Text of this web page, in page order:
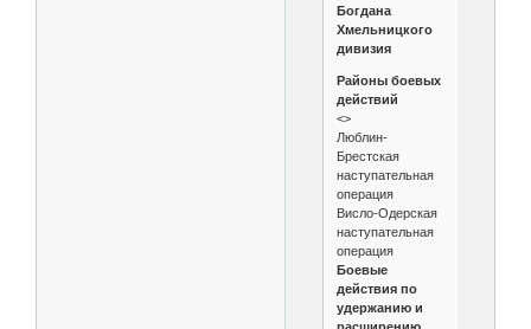
Богдана
Хмельницкого
дивизия
Районы боевых
действий
<>
Люблин-
Брестская
наступательная
операция
Висло-Одерская
наступательная
операция
Боевые
действия по
удержанию и